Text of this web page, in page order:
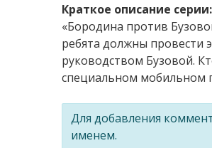
Краткое описание серии:
«Бородина против
ребята должны провести
руководством Бузовой.
специальном мобильном
Для добавления
именем.